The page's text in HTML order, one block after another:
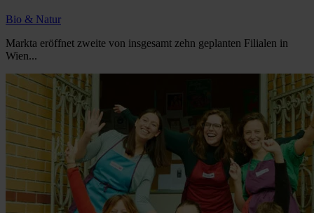
Bio & Natur
Markta eröffnet zweite von insgesamt zehn geplanten Filialen in
Wien...